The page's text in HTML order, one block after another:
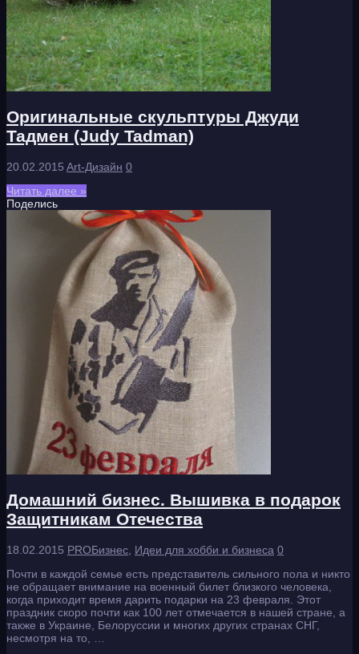
Оригинальные скульптуры Джуди
Тадмен (Judy Tadman)
20.02.2015 Art-Дизайн 0
Читать далее »
Поделись
Домашний бизнес. Вышивка в подарок
Защитникам Отечества
18.02.2015 PROБизнес Идеи для хобби и бизнеса 0
Почти в каждой семье есть представитель сильного пола и никто
не обращает внимание на военный билет близкого человека,
когда приходит время дарить подарки на 23 февраля. Этот
праздник скоро почти как 100 лет отмечается в нашей стране, а
также в Украине, Белоруссии и многих других странах СНГ,
несмотря на то, …